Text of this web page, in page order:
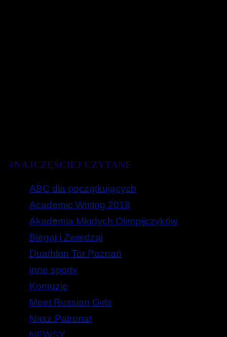
#NAJCZĘŚCIEJ CZYTANE
ABC dla początkujących
Academic Writing 2018
Akademia Młodych Olimpijczyków
Biegaj i Zwiedzaj
Duathlon Tor Poznań
inne sporty
Kontuzje
Meet Russian Girls
Nasz Patronat
NEWSY